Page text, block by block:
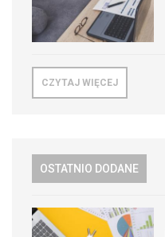
CZYTAJ WIĘCEJ
OSTATNIO DODANE